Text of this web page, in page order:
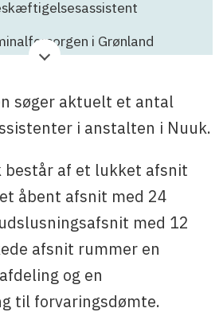
i Grønland
på tlf. +299
eller Magssannguaq
+299
søger aktuelt et antal
i anstalten i Nuuk.
består af et lukket afsnit
åbent afsnit med 24
med 12
afsnit rummer en
og en
til forvaringsdømte.